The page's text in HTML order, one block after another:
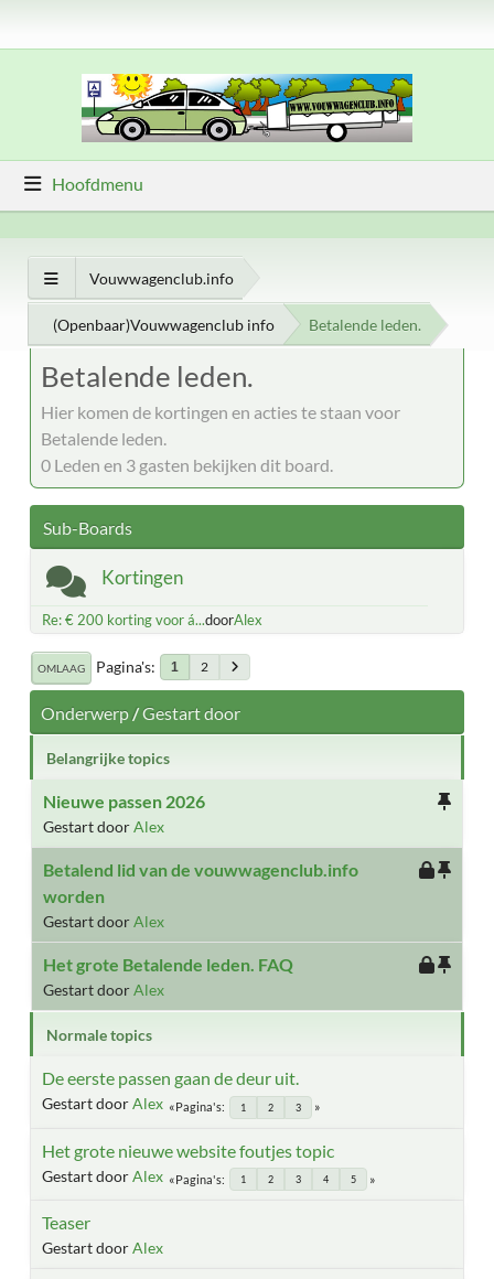
Hoofdmenu
Vouwwagenclub.info
(Openbaar)Vouwwagenclub info Betalende leden.
Betalende leden.
Hier komen de kortingen en acties te staan voor
Betalende leden.
0 Leden en 3 gasten bekijken dit board.
Sub-Boards
Kortingen
Re: € 200 korting voor á...doorAlex
OMLAAG Pagina's 1 2
Onderwerp/Gestart door
Belangrijke topics
Nieuwe passen 2026
Gestart doorAlex
Betalend lid van de vouwwagenclub.info
worden
Gestart doorAlex
Het grote Betalende leden. FAQ
Gestart doorAlex
Normale topics
De eerste passen gaan de deur uit.
Gestart doorAlex Pagina's 1 2 3
Het grote nieuwe website foutjes topic
Gestart doorAlex Pagina's 1 2 3 4 5
Teaser
Gestart doorAlex